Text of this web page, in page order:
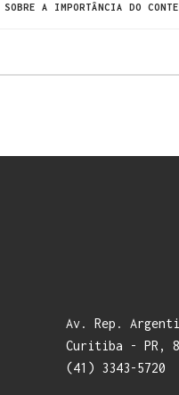
SOBRE A IMPORTÂNCIA DO
Av. Rep.
Curitiba - PR,
(41) 3343-5720